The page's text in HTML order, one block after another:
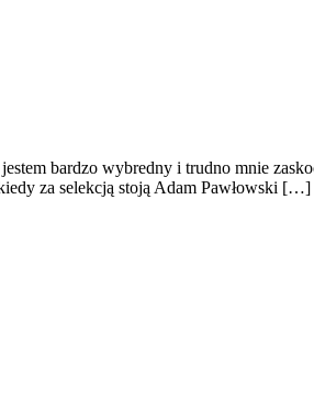
bardzo wybredny i trudno mnie
za selekcją stoją Adam Pawłowski […]